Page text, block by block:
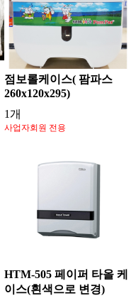
점보롤케이스( 팜파스
260x120x295)
1개
사업자회원 전용
HTM-505 페이퍼 타올 케
이스(흰색으로 변경)